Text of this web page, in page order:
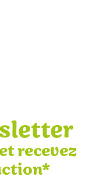
recevez